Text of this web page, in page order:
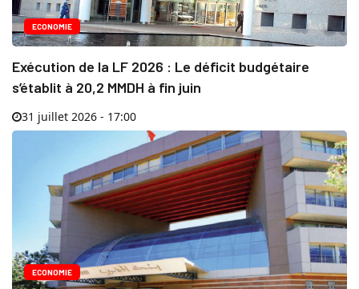
ECONOMIE
Exécution de la LF 2026 : Le déficit budgétaire
s’établit à 20,2 MMDH à fin juin
31 juillet 2026 - 17:00
ECONOMIE